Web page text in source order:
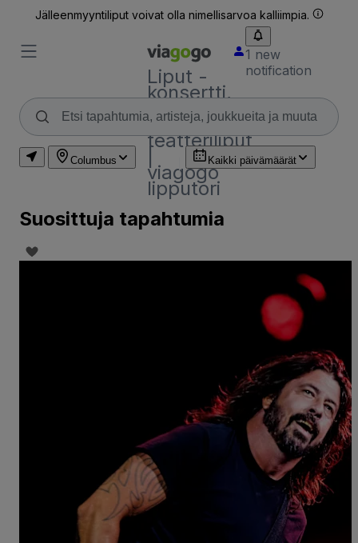
Jälleenmyyntiliput voivat olla nimellisarvoa kalliimpia.
Liput -
konsertti,
urheilu
&amp;
teatteriliput
viagogo
lipputori
1 new
notification
Columbus Kaikki päivämäärät
Suosittuja tapahtumia